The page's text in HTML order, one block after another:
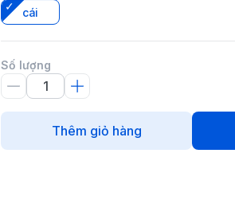
cái
Số lượng
Thêm giỏ hàng